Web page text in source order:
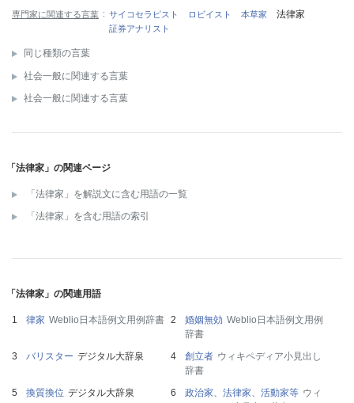
専門家に関連する言葉 サイコセラピスト ロビイスト 本草家 法律家
証券アナリスト
同じ種類の言葉
社会一般に関連する言葉
社会一般に関連する言葉
「法律家」の関連ページ
「法律家」を解説文に含む用語の一覧
「法律家」を含む用語の索引
「法律家」の関連用語
律家 Weblio日本語例文用例辞書 婚姻無効 Weblio日本語例文用例
辞書
バリスター デジタル大辞泉 創立者 ウィキペディア小見出し
辞書
換質換位 デジタル大辞泉 政治家、法律家、活動家等 ウィ